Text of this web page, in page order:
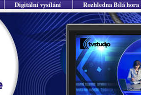
Digitální vysílání Rozhledna Bílá hora